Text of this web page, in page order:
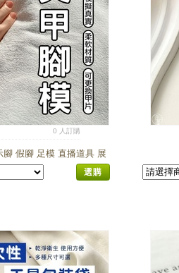
0 人訂購
假腳 足模 直播道具 展
甲練習腳甲片展示選購